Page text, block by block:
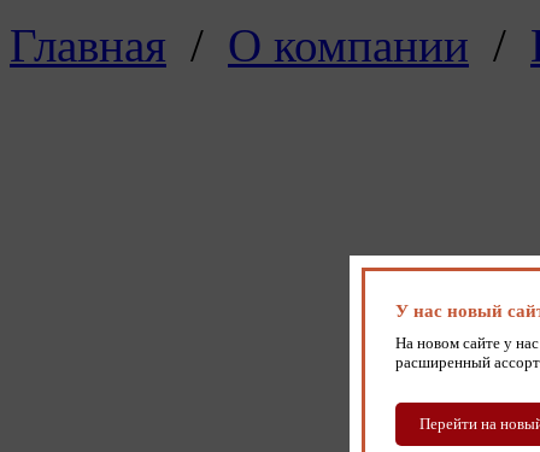
Главная / О компании /
У нас новый
На новом сайте у
расширенный
Перейти на